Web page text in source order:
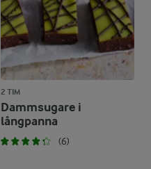
2 TIM
Dammsugare i
långpanna
(6)